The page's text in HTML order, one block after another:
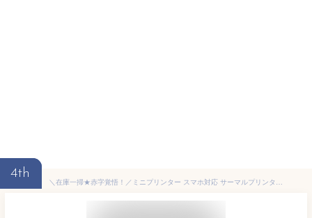
4th
＼在庫一掃★赤字覚悟！／ミニプリンター スマホ対応 サーマルプリンター Bluetooth接続 多機能印刷 200dpi 小型 携帯 ポータブル コンパクト モバイルプリンター 印刷用紙 水彩色鉛筆付き 写真/メモ/手帳/領収書/ラベル/付箋/ワード/ウェブ用に適応